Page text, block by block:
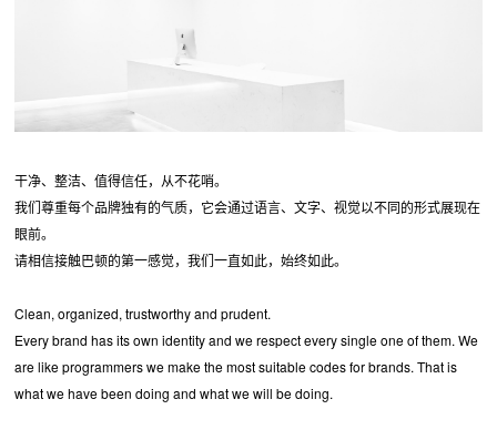
干净、整洁、值得信任，从不花哨。
我们尊重每个品牌独有的气质，它会通过语言、文字、视觉以不同的形式展现在
眼前。
请相信接触巴顿的第一感觉，我们一直如此，始终如此。
Clean, organized, trustworthy and prudent.
Every brand has its own identity and we respect every single one of them. We
are like programmers we make the most suitable codes for brands. That is
what we have been doing and what we will be doing.